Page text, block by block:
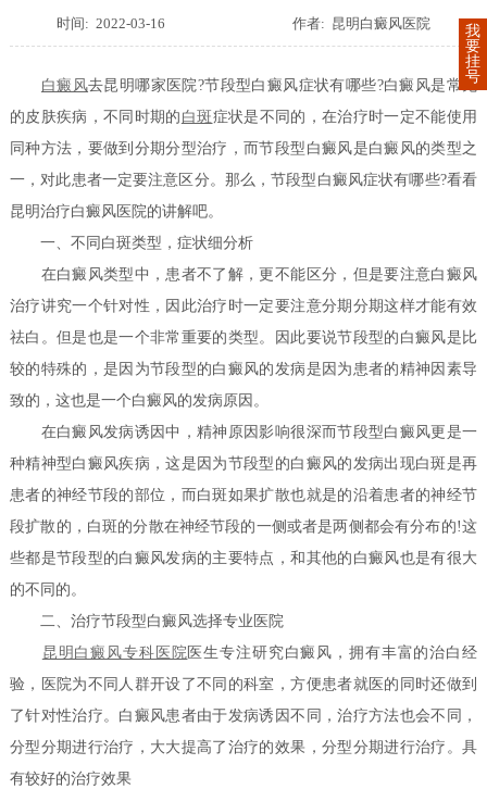
时间: 2022-03-16 作者: 昆明白癜风医院
白癜风去昆明哪家医院?节段型白癜风症状有哪些?白癜风是常见
的皮肤疾病，不同时期的 白斑症状是不同的，在治疗时一定不能使用
同种方法，要做到分期分型治疗，而节段型白癜风是白癜风的类型之
一，对此患者一定要注意区分。那么，节段型白癜风症状有哪些?看看
昆明治疗白癜风医院的讲解吧。
一、不同白斑类型，症状细分析
在白癜风类型中，患者不了解，更不能区分，但是要注意白癜风
治疗讲究一个针对性，因此治疗时一定要注意分期分期这样才能有效
祛白。但是也是一个非常重要的类型。因此要说节段型的白癜风是比
较的特殊的，是因为节段型的白癜风的发病是因为患者的精神因素导
致的，这也是一个白癜风的发病原因。
在白癜风发病诱因中，精神原因影响很深而节段型白癜风更是一
种精神型白癜风疾病，这是因为节段型的白癜风的发病出现白斑是再
患者的神经节段的部位，而白斑如果扩散也就是的沿着患者的神经节
段扩散的，白斑的分散在神经节段的一侧或者是两侧都会有分布的!这
些都是节段型的白癜风发病的主要特点，和其他的白癜风也是有很大
的不同的。
二、治疗节段型白癜风选择专业医院
昆明白癜风专科医院 医生专注研究白癜风，拥有丰富的治白经
验，医院为不同人群开设了不同的科室，方便患者就医的同时还做到
了针对性治疗。白癜风患者由于发病诱因不同，治疗方法也会不同，
分型分期进行治疗，大大提高了治疗的效果，分型分期进行治疗。具
有较好的治疗效果
我
要
挂
号